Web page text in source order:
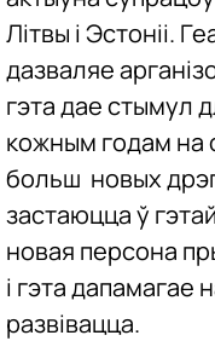
Літвы і Эстоніі.
дазваляе
гэта дае стымул
кожным годам на
больш новых
застаюцца ў
новая персона
і гэта дапамагае
развівацца.